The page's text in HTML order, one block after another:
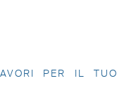
PER IL TUO